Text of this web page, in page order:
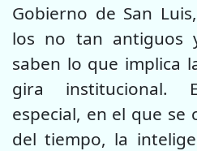
Gobierno de San
los no tan antiguos
saben lo que implica
gira institucional.
especial, en el que se
del tiempo, la